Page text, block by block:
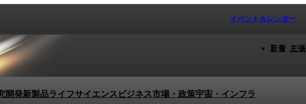
イベントカレンダー
新着 主張
開発新製品ライフサイエンス ビジネス市場・政策宇宙・インフラ